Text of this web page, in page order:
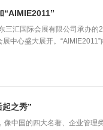
“AIMIE2011”
汇国际会展有限公司承办的
展中心盛大展开。
之秀”
像中国的四大名著、企业管理